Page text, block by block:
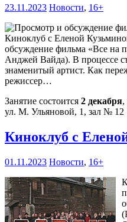
23.11.2023 Новости, 16+
Киноклуб с Еленой
обсуждение фильма «Все на
Анджей Вайда). В процессе
знаменитый артист. Как
режиссер…
Занятие состоится 2 декабря,
ул. М. Ульяновой, 1, зал № 12
Киноклуб с
01.11.2023 Новости, 16+